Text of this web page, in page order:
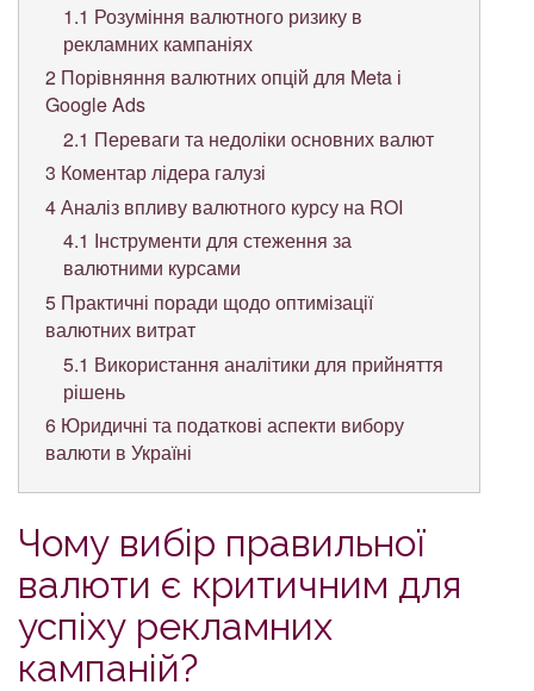
1.1 Розуміння валютного ризику в
рекламних кампаніях
2 Порівняння валютних опцій для Meta і
Google Ads
2.1 Переваги та недоліки основних валют
3 Коментар лідера галузі
4Аналіз впливу валютного курсу на ROI
4.1 Інструменти для стеження за
валютними курсами
5 Практичні поради щодо оптимізації
валютних витрат
5.1 Використання аналітики для прийняття
рішень
6 Юридичні та податкові аспекти вибору
валюти в Україні
Чому вибір правильної
валюти є критичним для
успіху рекламних
кампаній?